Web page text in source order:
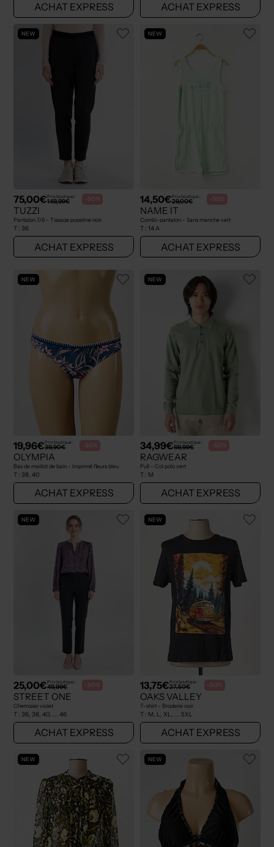
ACHAT EXPRESS ACHAT EXPRESS
NEW
75,00€Prix boutique :
149,99€ -50%
TUZZI
Pantalon 7/8 - Tissage popeline noir
T : 36
ACHAT EXPRESS
NEW
14,50€Prix boutique :
29,00€ -50%
NAME IT
Combi-pantalon - Sans manche vert
T : 14 A
ACHAT EXPRESS
NEW
19,96€Prix boutique :
39,90€ -50%
OLYMPIA
Bas de maillot de bain - Imprimé fleurs bleu
T : 38, 40
ACHAT EXPRESS
NEW
34,99€Prix boutique :
69,99€ -50%
RAGWEAR
Pull - Col polo vert
T : M
ACHAT EXPRESS
NEW
25,00€Prix boutique :
49,99€ -50%
STREET ONE
Chemisier violet
T : 36, 38, 40, ... 46
ACHAT EXPRESS
NEW
13,75€Prix boutique :
27,50€ -50%
OAKS VALLEY
T-shirt - Broderie noir
T : M, L, XL, ... 5XL
ACHAT EXPRESS
NEW NEW